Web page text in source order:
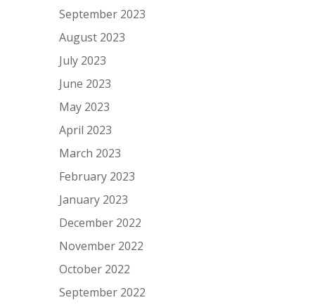
September 2023
August 2023
July 2023
June 2023
May 2023
April 2023
March 2023
February 2023
January 2023
December 2022
November 2022
October 2022
September 2022